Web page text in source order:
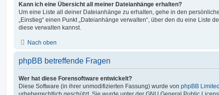
Kann ich eine Übersicht all meiner Dateianhänge erhalten?
Um eine Liste all deiner Dateianhänge zu erhalten, gehe in den
„Einstieg“ einen Punkt „Dateianhänge verwalten“, über den du eine Liste
diese verwalten kannst.
Nach oben
phpBB betreffende Fragen
Wer hat diese Forensoftware entwickelt?
Diese Software (in ihrer unmodifizierten Fassung) wurde von phpBB